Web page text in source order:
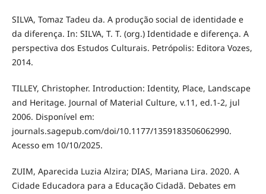
SILVA, Tomaz Tadeu da. A produção social de identidade e
da diferença. In: SILVA, T. T. (org.) Identidade e diferença. A
perspectiva dos Estudos Culturais. Petrópolis: Editora Vozes,
2014.
TILLEY, Christopher. Introduction: Identity, Place, Landscape
and Heritage. Journal of Material Culture, v.11, ed.1-2, jul
2006. Disponível em:
journals.sagepub.com/doi/10.1177/1359183506062990.
Acesso em 10/10/2025.
ZUIM, Aparecida Luzia Alzira; DIAS, Mariana Lira. 2020. A
Cidade Educadora para a Educação Cidadã. Debates em